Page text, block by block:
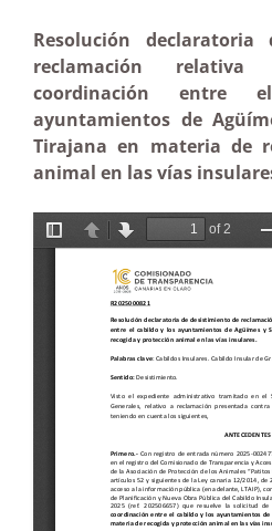
Resolución
reclamación
coordinación
ayuntamientos de
Tirajana en materia de
animal en las vías